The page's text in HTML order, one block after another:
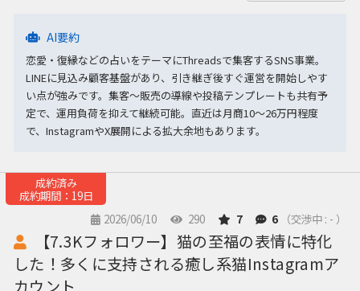
AI要約
恋愛・復縁などの占いをテーマにThreadsで集客するSNS事業。
LINEに見込み顧客基盤があり、引き継ぎ後すぐ運営を開始しやす
い点が強みです。集客〜販売の導線や投稿テンプレートも共有予
定で、運用負荷を抑えて継続可能。直近は月商10〜26万円程度
で、InstagramやX展開による拡大余地もあります。
成約済み
成約期間：19日
2026/06/10
290 7 6 （交渉中 : - ）
【7.3Kフォロワー】猫の至福の表情に特化
した！多くに支持される癒し系猫Instagramア
カウント